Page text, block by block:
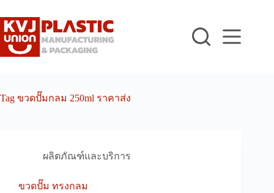
to
content
Tag ขวดปั๊มกลม 250ml ราคาส่ง
ผลิตภัณฑ์และบริการ
ขวดปั๊ม ทรงกลม